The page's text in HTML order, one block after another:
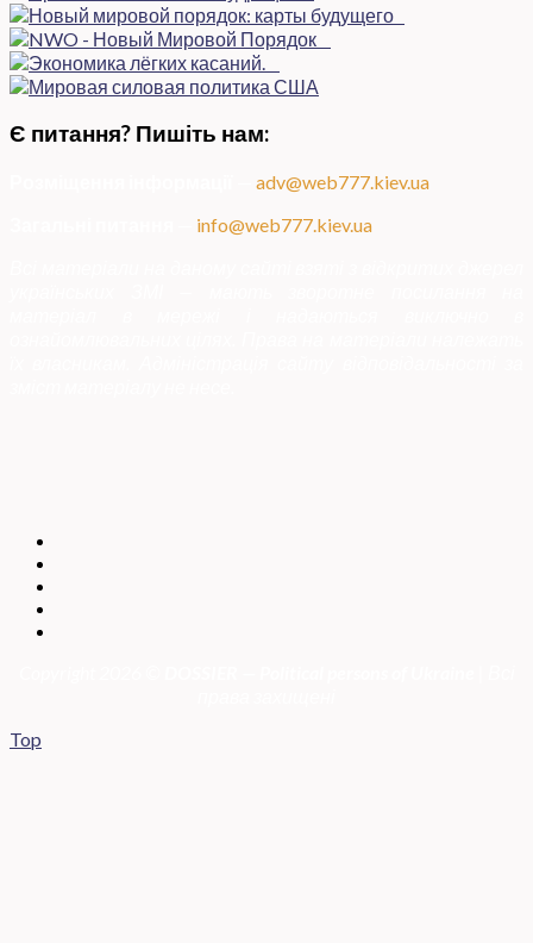
Є питання? Пишіть нам:
adv@web777.kiev.ua
info@web777.kiev.ua
Top